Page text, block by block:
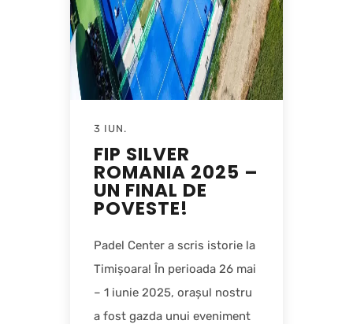
3 IUN.
FIP SILVER
ROMANIA 2025 –
UN FINAL DE
POVESTE!
Padel Center a scris istorie la
Timișoara! În perioada 26 mai
– 1 iunie 2025, orașul nostru
a fost gazda unui eveniment